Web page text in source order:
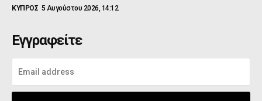
ΚΥΠΡΟΣ 5 Αυγούστου 2026, 14:12
Εγγραφείτε